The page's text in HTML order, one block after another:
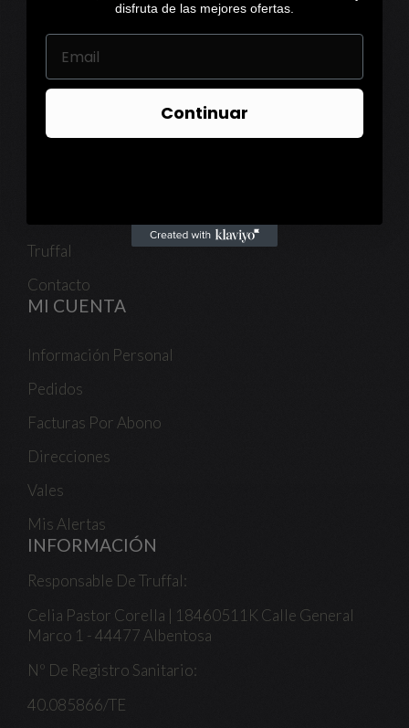
NUESTRAS COCINAS
NUESTRA EMPRESA
Envíos Y Devoluciones
Truffal
Contacto
MI CUENTA
Información Personal
Pedidos
Facturas Por Abono
Direcciones
Vales
Mis Alertas
INFORMACIÓN
Responsable De Truffal:
Celia Pastor Corella | 18460511K Calle General
Marco 1 - 44477 Albentosa
Nº De Registro Sanitario:
40.085866/TE
disfruta de las mejores ofertas.
Continuar